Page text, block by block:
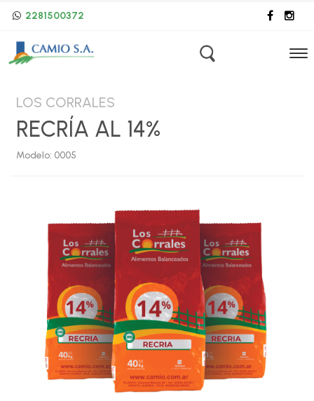
2281500372
LOS CORRALES
RECRÍA AL 14%
Modelo: 0005